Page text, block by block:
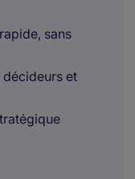
sans
et